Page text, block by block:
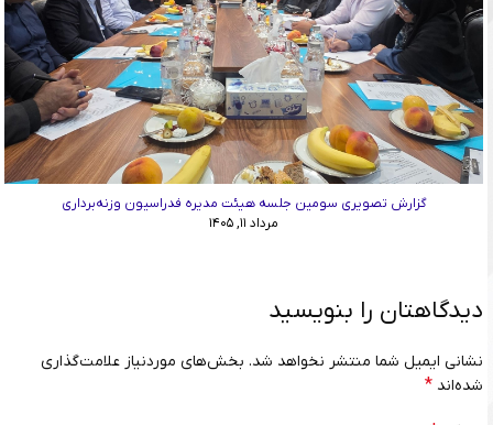
گزارش تصویری سومین جلسه هیئت مدیره فدراسیون وزنه‌برداری
مرداد ۱۱, ۱۴۰۵
دیدگاهتان را بنویسید
نشانی ایمیل شما منتشر نخواهد شد. بخش‌های موردنیاز علامت‌گذاری
شده‌اند *